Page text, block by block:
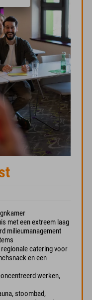
met een extreem laag
milieumanagement
catering voor
en een
werken,
stoombad,